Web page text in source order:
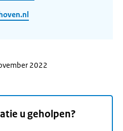
2022
u geholpen?